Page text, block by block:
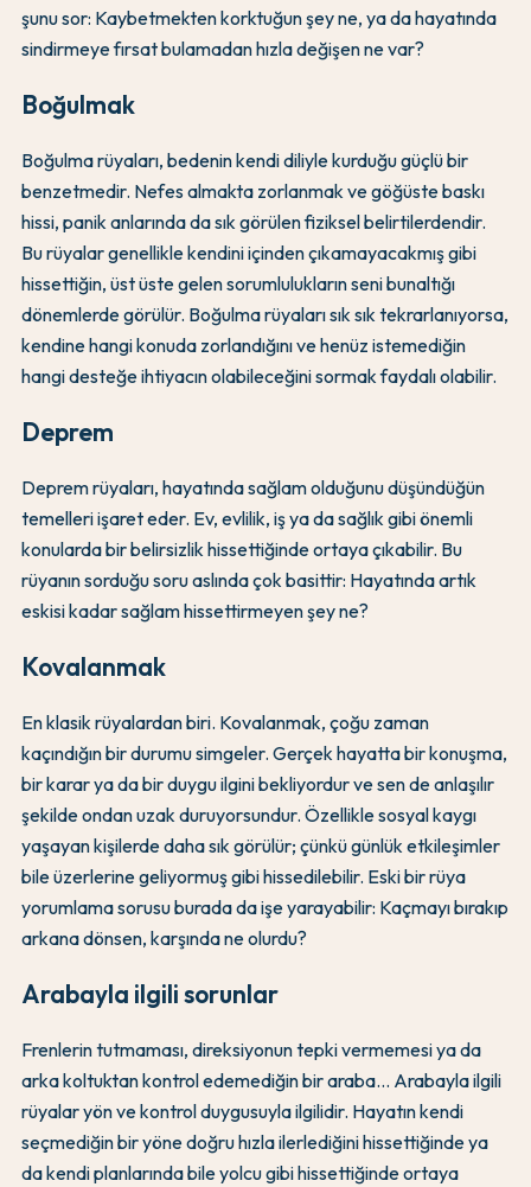
şunu sor: Kaybetmekten korktuğun şey ne, ya da hayatında
sindirmeye fırsat bulamadan hızla değişen ne var?
Boğulmak
Boğulma rüyaları, bedenin kendi diliyle kurduğu güçlü bir
benzetmedir. Nefes almakta zorlanmak ve göğüste baskı
hissi, panik anlarında da sık görülen fiziksel belirtilerdendir.
Bu rüyalar genellikle kendini içinden çıkamayacakmış gibi
hissettiğin, üst üste gelen sorumlulukların seni bunaltığı
dönemlerde görülür. Boğulma rüyaları sık sık tekrarlanıyorsa,
kendine hangi konuda zorlandığını ve henüz istemediğin
hangi desteğe ihtiyacın olabileceğini sormak faydalı olabilir.
Deprem
Deprem rüyaları, hayatında sağlam olduğunu düşündüğün
temelleri işaret eder. Ev, evlilik, iş ya da sağlık gibi önemli
konularda bir belirsizlik hissettiğinde ortaya çıkabilir. Bu
rüyanın sorduğu soru aslında çok basittir: Hayatında artık
eskisi kadar sağlam hissettirmeyen şey ne?
Kovalanmak
En klasik rüyalardan biri. Kovalanmak, çoğu zaman
kaçındığın bir durumu simgeler. Gerçek hayatta bir konuşma,
bir karar ya da bir duygu ilgini bekliyordur ve sen de anlaşılır
şekilde ondan uzak duruyorsundur. Özellikle sosyal kaygı
yaşayan kişilerde daha sık görülür; çünkü günlük etkileşimler
bile üzerlerine geliyormuş gibi hissedilebilir. Eski bir rüya
yorumlama sorusu burada da işe yarayabilir: Kaçmayı bırakıp
arkana dönsen, karşında ne olurdu?
Arabayla ilgili sorunlar
Frenlerin tutmaması, direksiyonun tepki vermemesi ya da
arka koltuktan kontrol edemediğin bir araba... Arabayla ilgili
rüyalar yön ve kontrol duygusuyla ilgilidir. Hayatın kendi
seçmediğin bir yöne doğru hızla ilerlediğini hissettiğinde ya
da kendi planlarında bile yolcu gibi hissettiğinde ortaya